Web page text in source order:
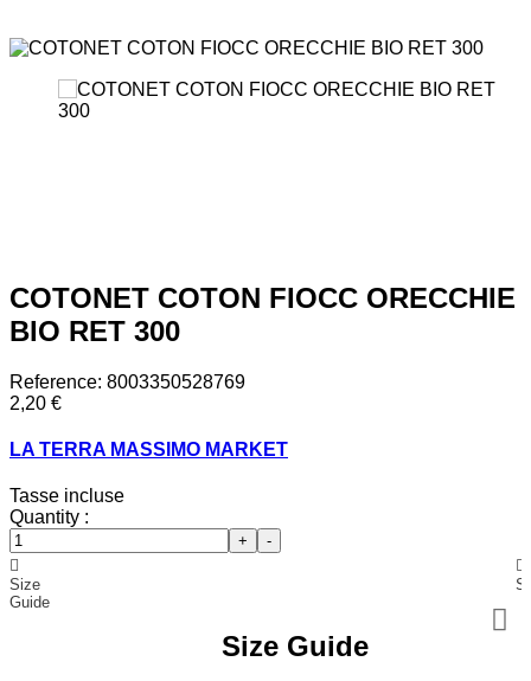
COTONET COTON FIOCC ORECCHIE
BIO RET 300
Reference: 8003350528769
2,20 €
LA TERRA MASSIMO MARKET
Tasse incluse
Quantity :
+ -
Size
Guide
Size Guide